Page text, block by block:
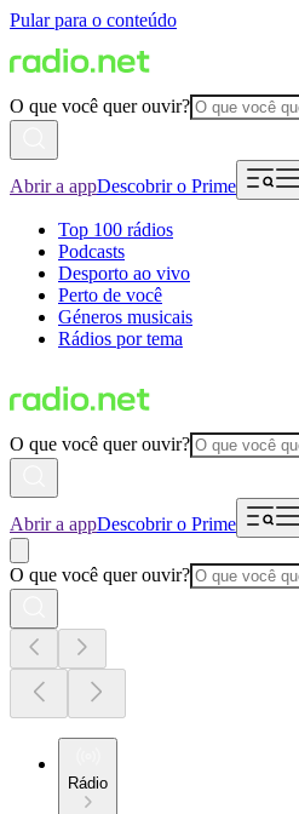
Pular para o conteúdo
O que você quer ouvir?
Abrir a appDescobrir o Prime
Top 100 rádios
Podcasts
Desporto ao vivo
Perto de você
Géneros musicais
Rádios por tema
O que você quer ouvir?
Abrir a appDescobrir o Prime
O que você quer ouvir?
Rádio